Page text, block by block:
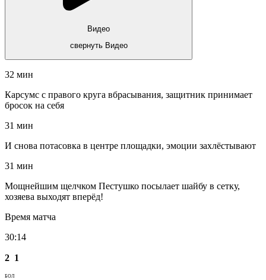
Видео
свернуть Видео
32 мин
Карсумс с правого круга вбрасывания, защитник принимает
бросок на себя
31 мин
И снова потасовка в центре площадки, эмоции захлёстывают
31 мин
Мощнейшим щелчком Пестушко посылает шайбу в сетку,
хозяева выходят вперёд!
Время матча
30:14
2 1
БОЛ